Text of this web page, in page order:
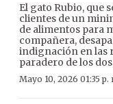
El gato Rubio, que
clientes de un
de alimentos para
compañera,
indignación en las
paradero de los
Mayo 10, 2026 01:35 p.